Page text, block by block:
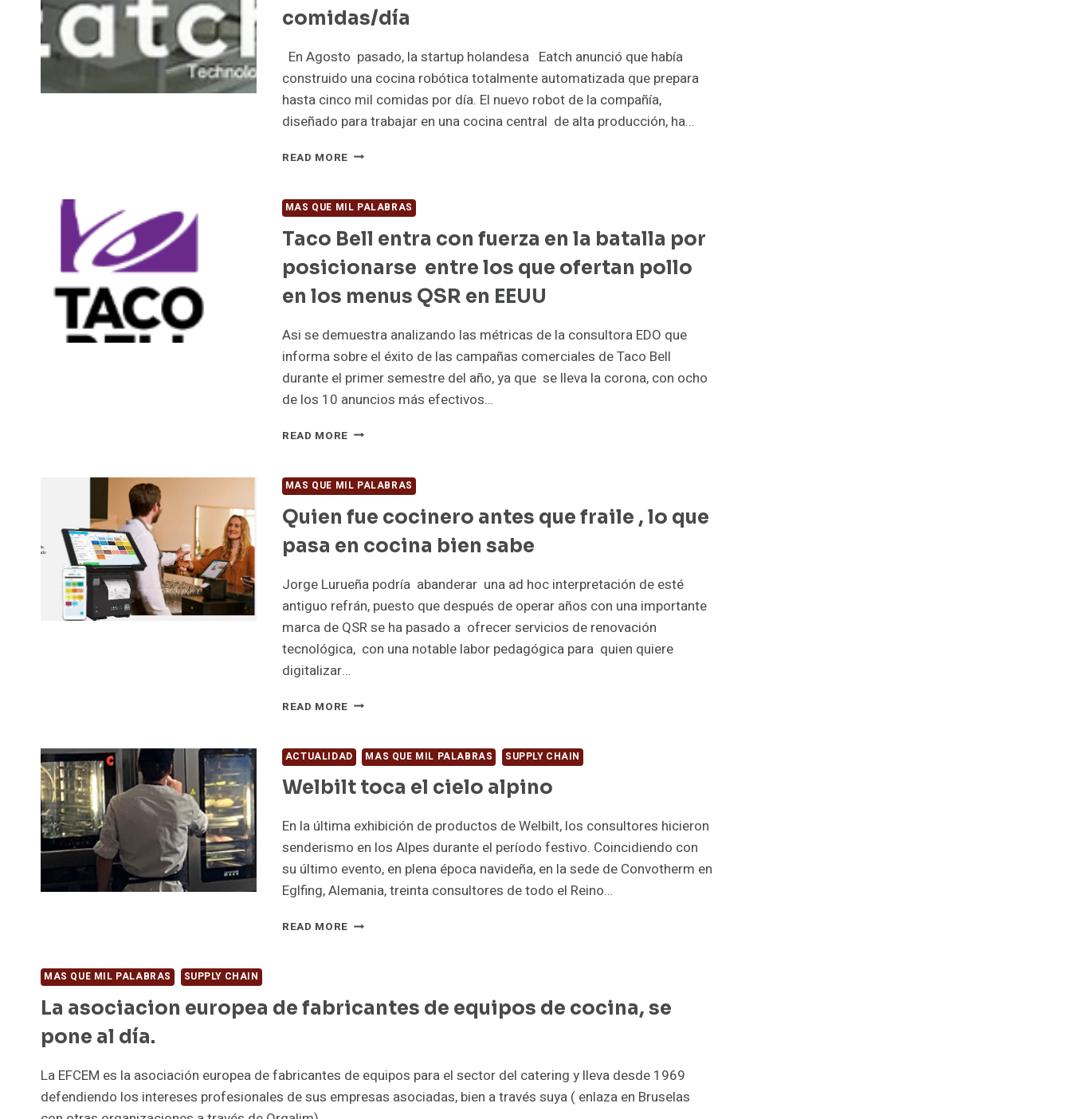
KITCHEN
comidas/día
En Agosto pasado, la startup holandesa Eatch anunció que había
construido una cocina robótica totalmente automatizada que prepara
hasta cinco mil comidas por día. El nuevo robot de la compañía,
diseñado para trabajar en una cocina central de alta producción, ha…
READ MORE EATCH
QUE
HACE
5.000
MAS QUE MIL PALABRAS
Taco Bell entra con fuerza en la batalla por
posicionarse entre los que ofertan pollo
en los menus QSR en EEUU
Asi se demuestra analizando las métricas de la consultora EDO que
informa sobre el éxito de las campañas comerciales de Taco Bell
durante el primer semestre del año, ya que se lleva la corona, con ocho
de los 10 anuncios más efectivos…
READ MORE TACO
CON
FUERZA
EN
BATALLA
POSICIONARSE
ENTRE
LOS
QUE
OFERTAN
EN
EEUU
MAS QUE MIL PALABRAS
Quien fue cocinero antes que fraile , lo que
pasa en cocina bien sabe
Jorge Lurueña podría abanderar una ad hoc interpretación de esté
antiguo refrán, puesto que después de operar años con una importante
marca de QSR se ha pasado a ofrecer servicios de renovación
tecnológica, con una notable labor pedagógica para quien quiere
digitalizar…
READ MORE QUIEN
ANTES
QUE
FRAILE
QUE
PASA
EN
COCINA
ACTUALIDAD MAS QUE MIL PALABRAS SUPPLY CHAIN
Welbilt toca el cielo alpino
En la última exhibición de productos de Welbilt, los consultores hicieron
senderismo en los Alpes durante el período festivo. Coincidiendo con
su último evento, en plena época navideña, en la sede de Convotherm en
Eglfing, Alemania, treinta consultores de todo el Reino…
READ MORE WELBILT
MAS QUE MIL PALABRAS SUPPLY CHAIN
La asociacion europea de fabricantes de equipos de cocina, se
pone al día.
La EFCEM es la asociación europea de fabricantes de equipos para el sector del catering y lleva desde 1969
defendiendo los intereses profesionales de sus empresas asociadas, bien a través suya ( enlaza en Bruselas